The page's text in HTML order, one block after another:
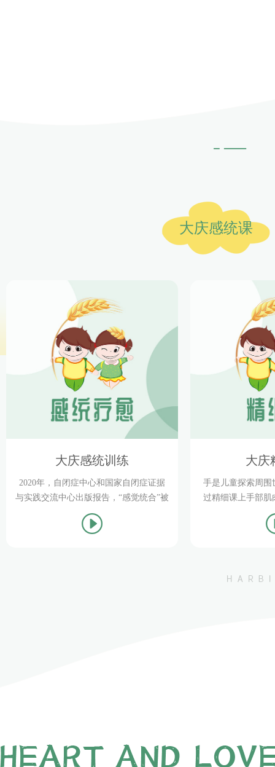
大庆感统课
大庆感统训练
2020年，自闭症中心和国家自闭症证据
与实践交流中心出版报告，“感觉统合”被
列为针对0-22岁孤儿症儿童和青少年实证
支持的干预方法。
大庆
手是儿童探索周围
过精细课上手部肌
抓握、拧、按、
揉、插，等等。